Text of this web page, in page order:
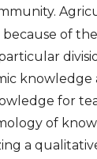
because of
knowledge
for
of
a